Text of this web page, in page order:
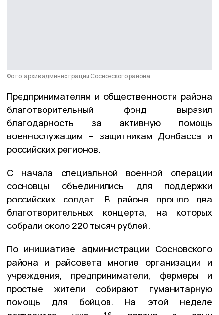
Фото: архив администрации Сосновского района
Предпринимателям и общественности района
благотворительный фонд выразил
благодарность за активную помощь
военнослужащим – защитникам Донбасса и
российских регионов.
С начала специальной военной операции
сосновцы объединились для поддержки
российских солдат. В районе прошло два
благотворительных концерта, на которых
собрали около 220 тысяч рублей.
По инициативе администрации Сосновского
района и райсовета многие организации и
учреждения, предприниматели, фермеры и
простые жители собирают гуманитарную
помощь для бойцов. На этой неделе